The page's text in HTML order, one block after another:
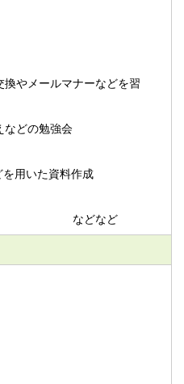
換やメールマナーなどを習
などの勉強会
を用いた資料作成
など